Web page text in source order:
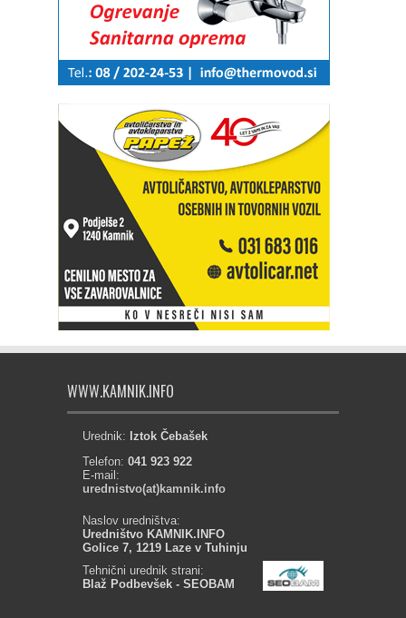
WWW.KAMNIK.INFO
Urednik: Iztok Čebašek
Telefon: 041 923 922
E-mail:
urednistvo(at)kamnik.info
Naslov uredništva:
Uredništvo KAMNIK.INFO
Golice 7, 1219 Laze v Tuhinju
Tehnični urednik strani:
Blaž Podbevšek - SEOBAM